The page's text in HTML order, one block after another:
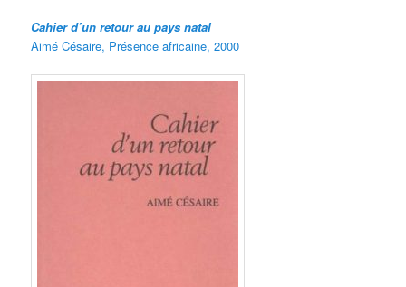
Cahier d’un retour au pays natal
Aimé Césaire, Présence africaine, 2000